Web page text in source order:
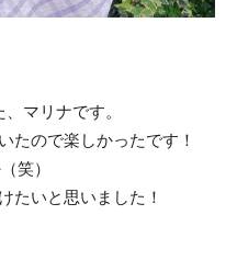
マリナです。
たので楽しかったです！
笑）
たいと思いました！